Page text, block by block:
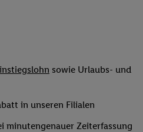
sowie Urlaubs- und
in unseren Filialen
minutengenauer Zeiterfassung